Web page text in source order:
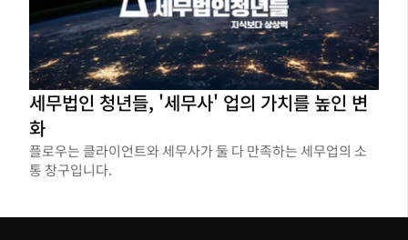
세무법인 청년들, '세무사' 업의 가치를 높인 변
화
플로우는 클라이언트와 세무사가 둘 다 만족하는 세무업의 소
통 창구입니다.